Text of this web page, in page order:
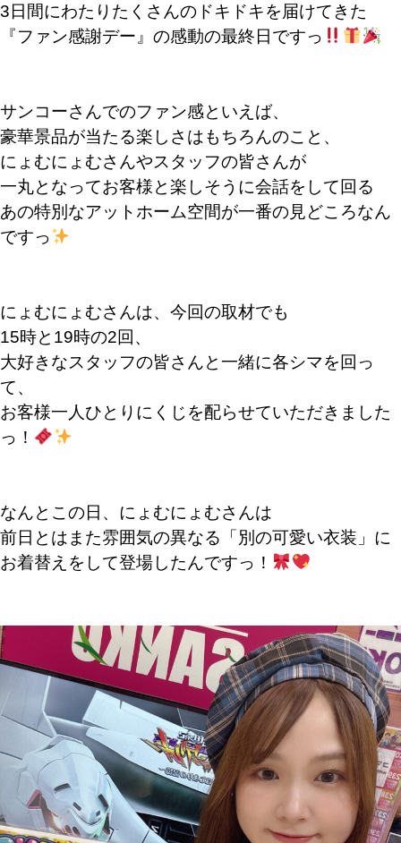
3日間にわたりたくさんのドキドキを届けてきた
『ファン感謝デー』の感動の最終日ですっ
サンコーさんでのファン感といえば、
豪華景品が当たる楽しさはもちろんのこと、
にょむにょむさんやスタッフの皆さんが
一丸となってお客様と楽しそうに会話をして回る
あの特別なアットホーム空間が一番の見どころなん
ですっ
にょむにょむさんは、今回の取材でも
15時と19時の2回、
大好きなスタッフの皆さんと一緒に各シマを回っ
て、
お客様一人ひとりにくじを配らせていただきました
っ！
なんとこの日、にょむにょむさんは
前日とはまた雰囲気の異なる「別の可愛い衣装」に
お着替えをして登場したんですっ！